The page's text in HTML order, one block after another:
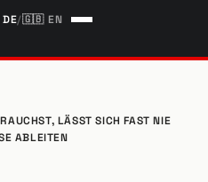
DE/🇬🇧 EN
LÄSST SICH FAST NIE N
ABLEITEN